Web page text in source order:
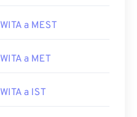
WITA a MEST
WITA a MET
WITA a IST